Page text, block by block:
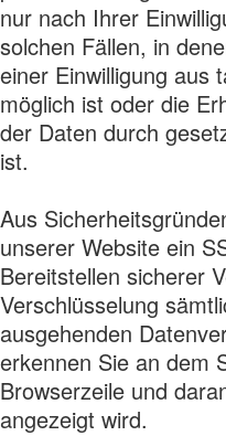
nur nach Ihrer
solchen Fällen, in
einer Einwilligung aus
möglich ist oder die
der Daten durch
ist.
Aus
unserer Website ein
Bereitstellen sicherer
Verschlüsselung
ausgehenden
erkennen Sie an dem
Browserzeile und
angezeigt wird.